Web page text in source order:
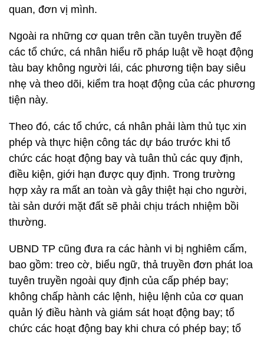
quan, đơn vị mình.
Ngoài ra những cơ quan trên cần tuyên truyền để
các tổ chức, cá nhân hiểu rõ pháp luật về hoạt động
tàu bay không người lái, các phương tiện bay siêu
nhẹ và theo dõi, kiểm tra hoạt động của các phương
tiện này.
Theo đó, các tổ chức, cá nhân phải làm thủ tục xin
phép và thực hiện công tác dự báo trước khi tổ
chức các hoạt động bay và tuân thủ các quy định,
điều kiện, giới hạn được quy định. Trong trường
hợp xảy ra mất an toàn và gây thiệt hại cho người,
tài sản dưới mặt đất sẽ phải chịu trách nhiệm bồi
thường.
UBND TP cũng đưa ra các hành vi bị nghiêm cấm,
bao gồm: treo cờ, biểu ngữ, thả truyền đơn phát loa
tuyên truyền ngoài quy định của cấp phép bay;
không chấp hành các lệnh, hiệu lệnh của cơ quan
quản lý điều hành và giám sát hoạt động bay; tổ
chức các hoạt động bay khi chưa có phép bay; tổ